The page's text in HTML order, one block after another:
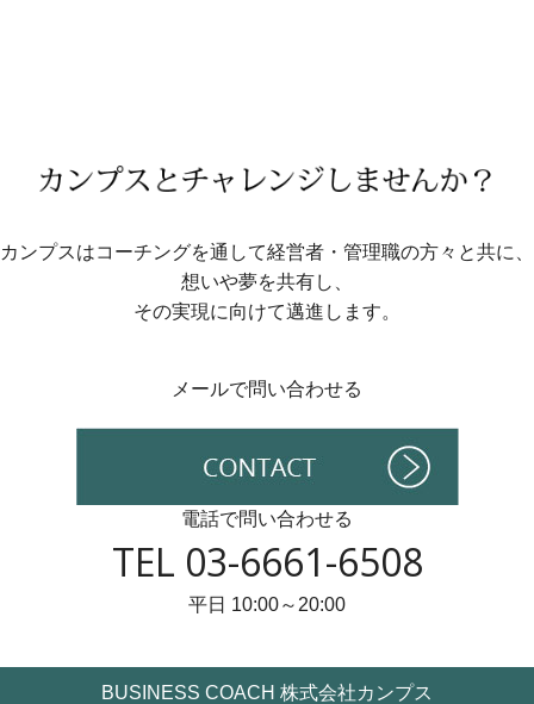
カンプスはコーチングを通して経営者・管理職の方々と共に、
想いや夢を共有し、
その実現に向けて邁進します。
メールで問い合わせる
電話で問い合わせる
TEL 03-6661-6508
平日 10:00～20:00
BUSINESS COACH 株式会社カンプス